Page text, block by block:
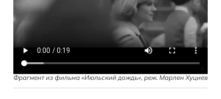
Фрагмент из фильма «Июльский дождь», реж. Марлен Хуциев